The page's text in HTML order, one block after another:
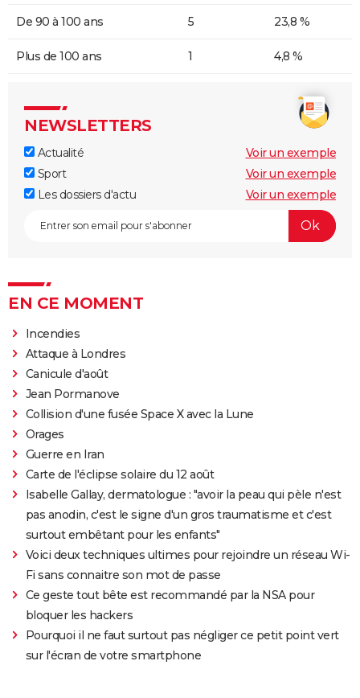
De 90 à 100 ans 5 23,8 %
Plus de 100 ans 1 4,8 %
NEWSLETTERS
Actualité
Voir un exemple
Sport
Voir un exemple
Les dossiers d'actu
Voir un exemple
EN CE MOMENT
Incendies
Attaque à Londres
Canicule d'août
Jean Pormanove
Collision d'une fusée Space X avec la Lune
Orages
Guerre en Iran
Carte de l'éclipse solaire du 12 août
Isabelle Gallay, dermatologue : "avoir la peau qui pèle n'est
pas anodin, c'est le signe d'un gros traumatisme et c'est
surtout embêtant pour les enfants"
Voici deux techniques ultimes pour rejoindre un réseau Wi-
Fi sans connaitre son mot de passe
Ce geste tout bête est recommandé par la NSA pour
bloquer les hackers
Pourquoi il ne faut surtout pas négliger ce petit point vert
sur l'écran de votre smartphone